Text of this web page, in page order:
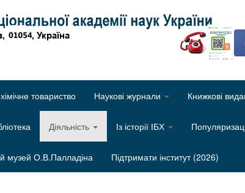
Оберіть свою
товариство Наукові журнали Книжкові
Діяльність Із історії ІБХ
музей О.В.Палладіна Підтримати інститут (2026)